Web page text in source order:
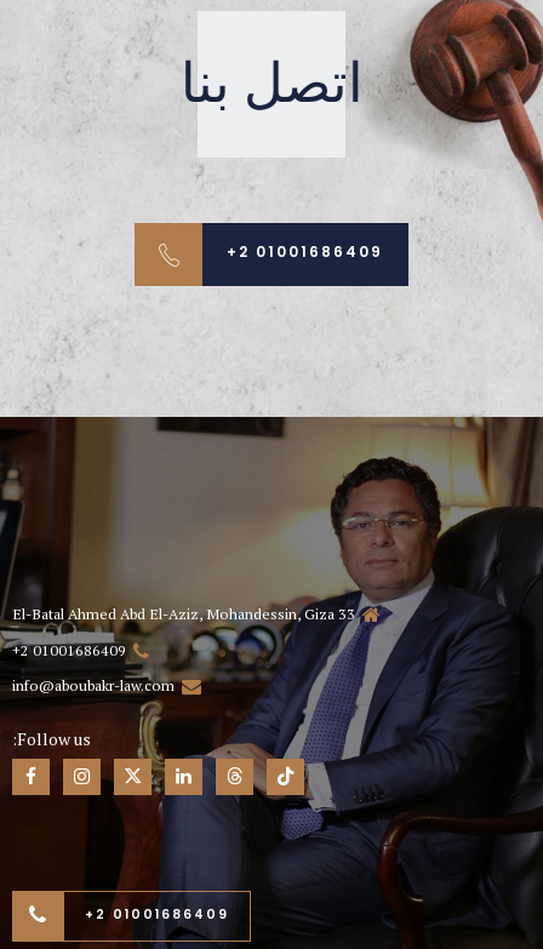
اتصل بنا
01001686409 2+
33 El-Batal Ahmed Abd El-Aziz, Mohandessin, Giza
01001686409 2+
info@aboubakr-law.com
Follow us:
01001686409 2+